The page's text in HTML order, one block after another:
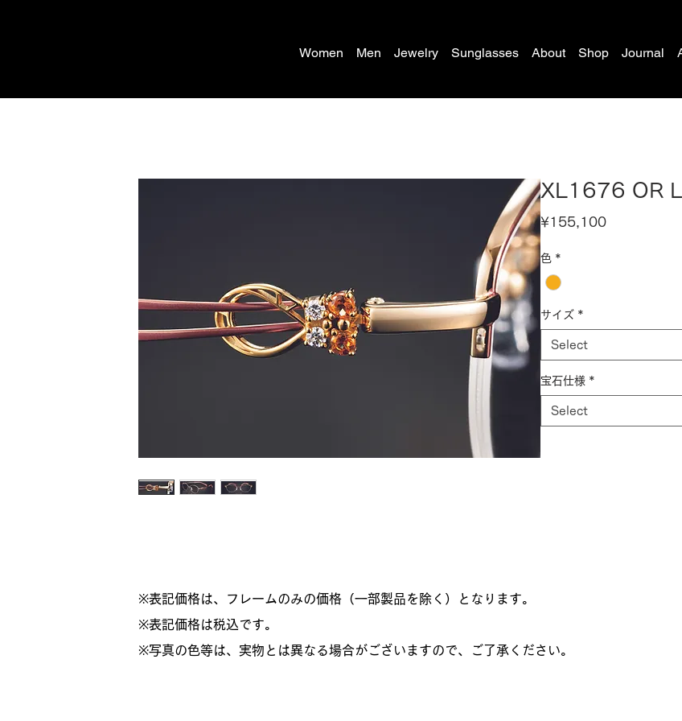
Women Men Jewelry Sunglasses About Shop Journal
XL1676 OR
¥155,100Price
色 *
サイズ *
Select
宝石仕様 *
Select
※表記価格は、フレームのみの価格（一部製品を除く）となります。
​※表記価格は税込です。
※写真の色等は、実物とは異なる場合がございますので、ご了承ください。